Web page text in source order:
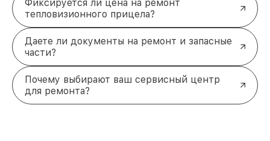
Фиксируется ли цена на ремонт
тепловизионного прицела?
Даете ли документы на ремонт и запасные
части?
Почему выбирают ваш сервисный центр
для ремонта?